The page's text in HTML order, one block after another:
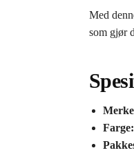
Med
som gjør
Farge: